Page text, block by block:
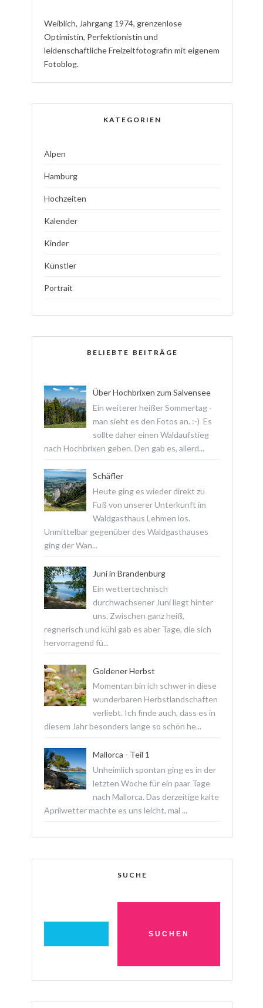
Weiblich, Jahrgang 1974, grenzenlose
Optimistin, Perfektionistin und
leidenschaftlicheFreizeitfotografin mit eigenem
Fotoblog.
KATEGORIEN
Alpen
Hamburg
Hochzeiten
Kalender
Kinder
Künstler
Portrait
BELIEBTE BEITRÄGE
Über Hochbrixen zum Salvensee
Ein weiterer heißer Sommertag -
man sieht es den Fotos an. :-) Es
sollte daher einen Waldaufstieg
nach Hochbrixen geben. Den gab es, allerd...
Schäfler
Heute ging es wieder direkt zu
Fuß von unserer Unterkunft im
Waldgasthaus Lehmen los.
Unmittelbar gegenüber des Waldgasthauses
ging der Wan...
Juni in Brandenburg
Ein wettertechnisch
durchwachsener Juni liegt hinter
uns. Zwischen ganz heiß,
regnerisch und kühl gab es aber Tage, die sich
hervorragend fü...
Goldener Herbst
Momentan bin ich schwer in diese
wunderbaren Herbstlandschaften
verliebt. Ich finde auch, dass es in
diesem Jahr besonders lange so schön he...
Mallorca - Teil 1
Unheimlich spontan ging es in der
letzten Woche für ein paar Tage
nach Mallorca. Das derzeitige kalte
Aprilwetter machte es uns leicht, mal ...
SUCHE